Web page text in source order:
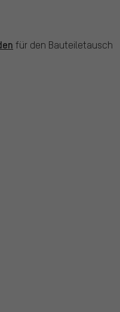
für den Bauteiletausch